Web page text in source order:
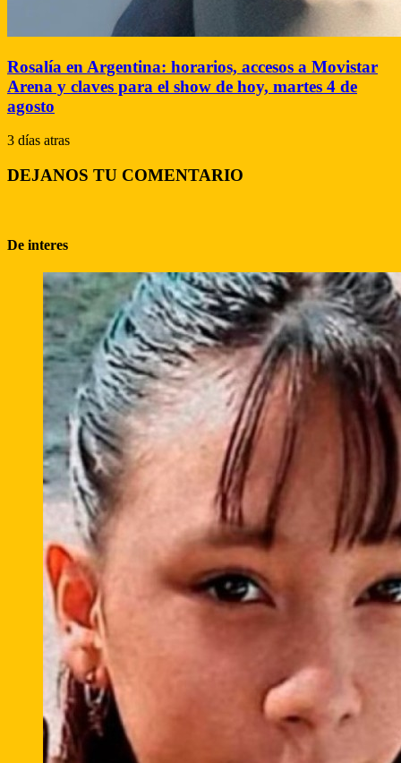
Rosalía en Argentina: horarios, accesos a Movistar
Arena y claves para el show de hoy, martes 4 de
agosto
3 días atras
DEJANOS TU COMENTARIO
De interes